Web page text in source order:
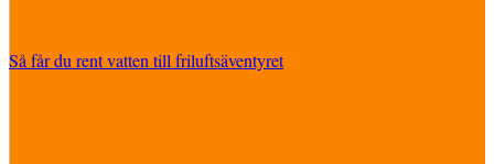
Så får du rent vatten till friluftsäventyret